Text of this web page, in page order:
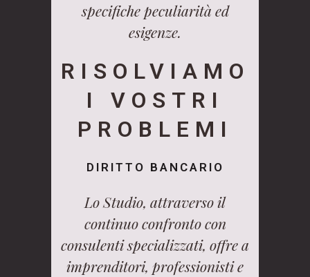
specifiche peculiarità ed
esigenze.
RISOLVIAMO
I VOSTRI
PROBLEMI
DIRITTO BANCARIO
Lo Studio, attraverso il
continuo confronto con
consulenti specializzati, offre a
imprenditori, professionisti e